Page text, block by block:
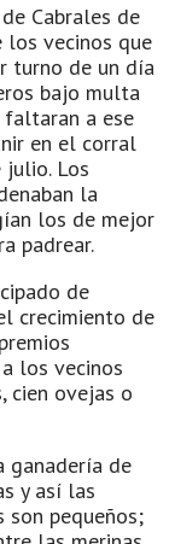
Cabrales de
los vecinos que
turno de un día
bajo multa
faltaran a ese
en el corral
Los
la
los de mejor
padrear.
de
crecimiento de
los vecinos
cien ovejas o
ganadería de
y así las
son pequeños;